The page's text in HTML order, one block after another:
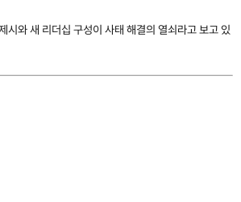
시와 새 리더십 구성이 사태 해결의 열쇠라고 보고 있